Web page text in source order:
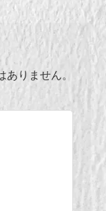
りません。